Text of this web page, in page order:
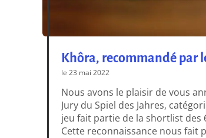
Khôra, recommandé par
le 23 mai 2022
Nous avons le plaisir de vous
Jury du Spiel des Jahres,
jeu fait partie de la shortlist des
Cette reconnaissance nous fait